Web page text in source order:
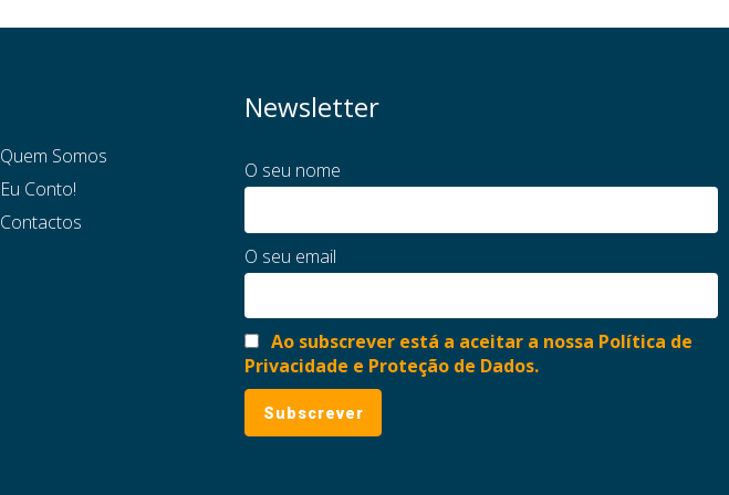
Quem Somos
Eu Conto!
Contactos
Newsletter
O seu nome
O seu email
Ao subscrever está a aceitar a nossa Política de
Privacidade e Proteção de Dados.